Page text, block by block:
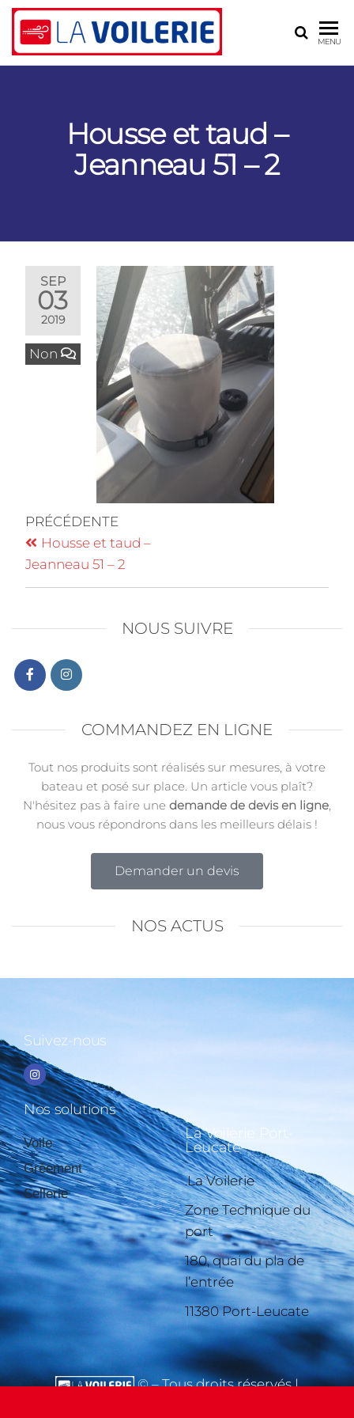
VOILERIE
ASSOCIÉS
gréement
MENU
Housse et taud –
Jeanneau 51 – 2
SEP
03
2019
Non
PRÉCÉDENTE
Housse et taud –
Jeanneau 51 – 2
NOUS SUIVRE
COMMANDEZ EN LIGNE
Tout nos produits sont réalisés sur mesures, à votre
bateau et posé sur place. Un article vous plaît?
N'hésitez pas à faire une demande de devis en ligne,
nous vous répondrons dans les meilleurs délais !
Demander un devis
NOS ACTUS
Suivez-nous
Nos solutions
Voile
Gréement
Sellerie
La Voilerie Port-
Leucate
.La Voilerie
Zone Technique du
port
180, quai du pla de
l’entrée
11380 Port-Leucate
© – Tous droits réservés |